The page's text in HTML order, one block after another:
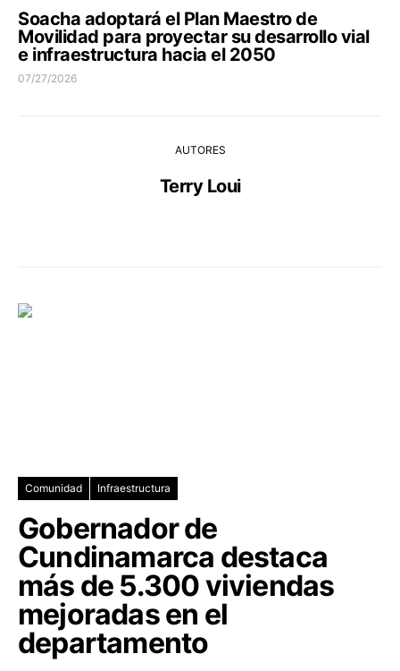
Soacha adoptará el Plan Maestro de
Movilidad para proyectar su desarrollo vial
e infraestructura hacia el 2050
07/27/2026
AUTORES
Terry Loui
Comunidad Infraestructura
Gobernador de
Cundinamarca destaca
más de 5.300 viviendas
mejoradas en el
departamento